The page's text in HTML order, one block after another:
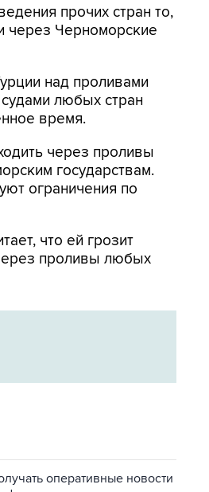
прочих стран то,
через Черноморские
над проливами
любых стран
время.
через проливы
государствам.
ограничения по
что ей грозит
проливы любых
оперативные новости